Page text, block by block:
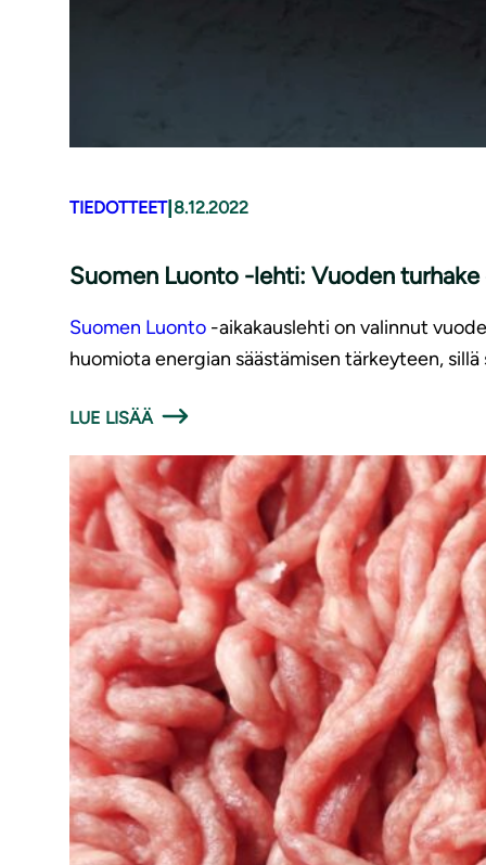
TIEDOTTEET|8.12.2022
Suomen Luonto -lehti: Vuoden
Suomen Luonto -aikakauslehti on valinnut
huomiota energian säästämisen tärkeyteen,
LUE LISÄÄ